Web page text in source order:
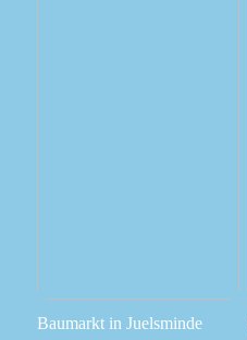
Baumarkt in Juelsminde